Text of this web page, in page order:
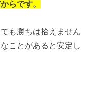
らです。
も勝ちは拾えません
ことがあると安定し